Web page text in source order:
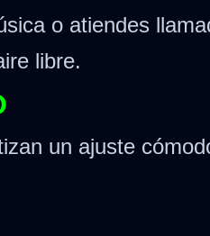
o atiendes
libre.
un ajuste